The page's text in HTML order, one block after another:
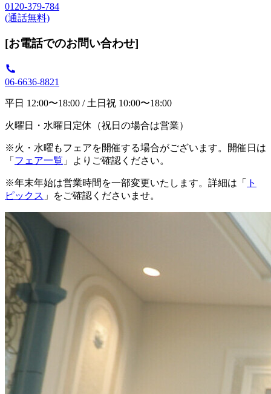
0120-379-784
(通話無料)
[お電話でのお問い合わせ]
06-6636-8821
平日 12:00〜18:00 / 土日祝 10:00〜18:00
火曜日・水曜日定休（祝日の場合は営業）
※火・水曜もフェアを開催する場合がございます。開催日は
「 フェア一覧 」よりご確認ください。
※年末年始は営業時間を一部変更いたします。詳細は「
ト
ピックス 」をご確認くださいませ。